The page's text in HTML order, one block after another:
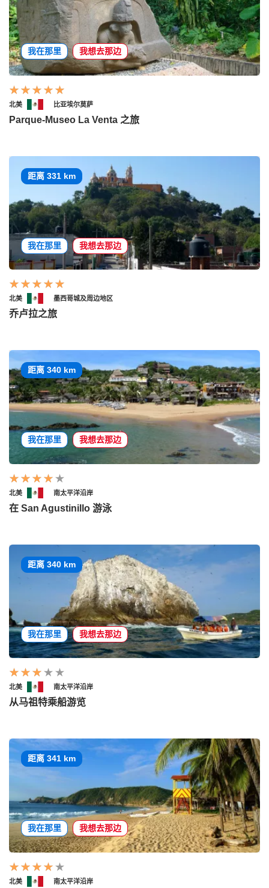
我在那里 我想去那边
北美 比亚埃尔莫萨
Parque-Museo La Venta 之旅
距离 331 km
我在那里 我想去那边
北美 墨西哥城及周边地区
乔卢拉之旅
距离 340 km
我在那里 我想去那边
北美 南太平洋沿岸
在 San Agustinillo 游泳
距离 340 km
我在那里 我想去那边
北美 南太平洋沿岸
从马祖特乘船游览
距离 341 km
我在那里 我想去那边
北美 南太平洋沿岸